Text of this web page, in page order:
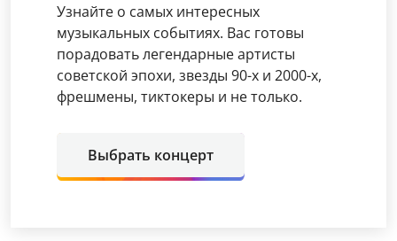
Узнайте о самых интересных
музыкальных событиях. Вас готовы
порадовать легендарные артисты
советской эпохи, звезды 90-х и 2000-х,
фрешмены, тиктокеры и не только.
Выбрать концерт